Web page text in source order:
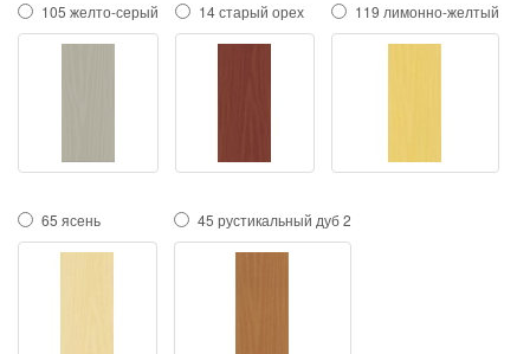
105 желто-серый 14 старый орех 119 лимонно-желтый
65 ясень 45 рустикальный дуб 2